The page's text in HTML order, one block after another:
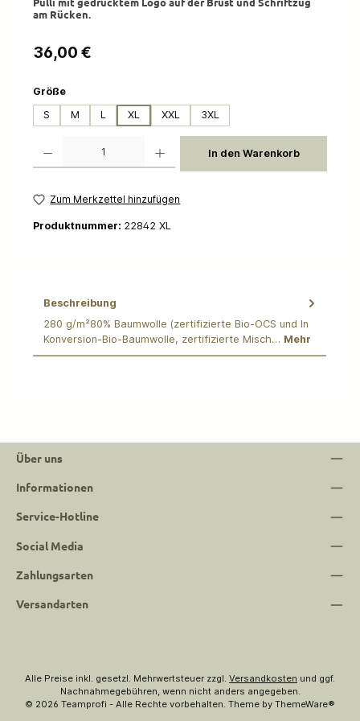
am Rücken.
Regulärer Preis:
36,00 €
Größeauswählen
S
M L XL XXL 3XL
In den Warenkorb
Zum Merkzettel hinzufügen
Produktnummer: 22842 XL
Beschreibung
280 g/m²80% Baumwolle (zertifizierte Bio-OCS und In
Konversion-Bio-Baumwolle, zertifizierte Misch… Mehr
Über uns
Informationen
Service-Hotline
Social Media
Zahlungsarten
Versandarten
Alle Preise inkl. gesetzl. Mehrwertsteuer zzgl. Versandkosten und ggf.
Nachnahmegebühren, wenn nicht anders angegeben.
© 2026 Teamprofi - Alle Rechte vorbehalten. Theme by ThemeWare®